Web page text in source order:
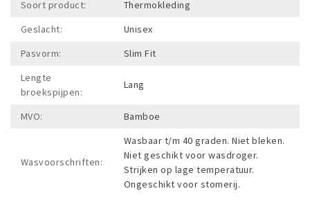
Soort product:
Thermokleding
Geslacht:
Unisex
Pasvorm:
Slim Fit
Lengte
broekspijpen:
Lang
MVO: Bamboe
Wasvoorschriften:
Wasbaar t/m 40 graden. Niet bleken.
Niet geschikt voor wasdroger.
Strijken op lage temperatuur.
Ongeschikt voor stomerij.